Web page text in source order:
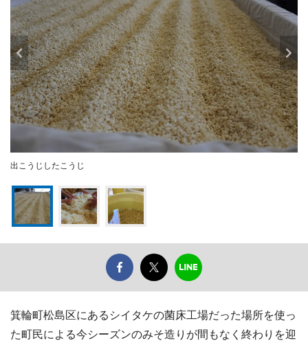
出こうじしたこうじ
箕輪町松島区にあるシイタケの菌床工場だった場所を使っ
た町民による今シーズンのみそ造りが間もなく終わりを迎